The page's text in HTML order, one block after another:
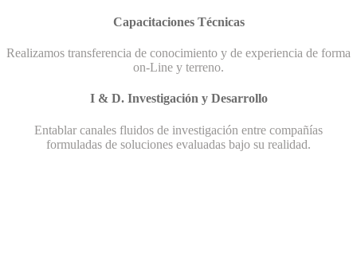
Capacitaciones Técnicas
Realizamos transferencia de conocimiento y de experiencia de forma
on-Line y terreno.
I & D. Investigación y Desarrollo
Entablar canales fluidos de investigación entre compañías
formuladas de soluciones evaluadas bajo su realidad.